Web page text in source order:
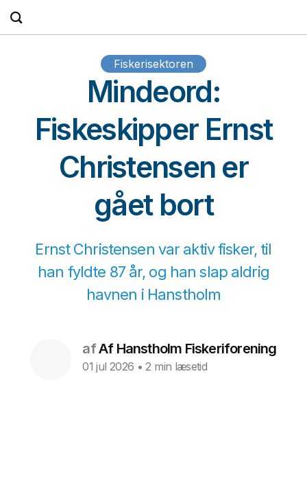
Fortsæt
Fiskerisektoren
Mindeord:
Fiskeskipper Ernst
Christensen er
gået bort
Ernst Christensen var aktiv fisker, til
han fyldte 87 år, og han slap aldrig
havnen i Hanstholm
afAf Hanstholm Fiskeriforening
01 jul 2026 • 2 min læsetid